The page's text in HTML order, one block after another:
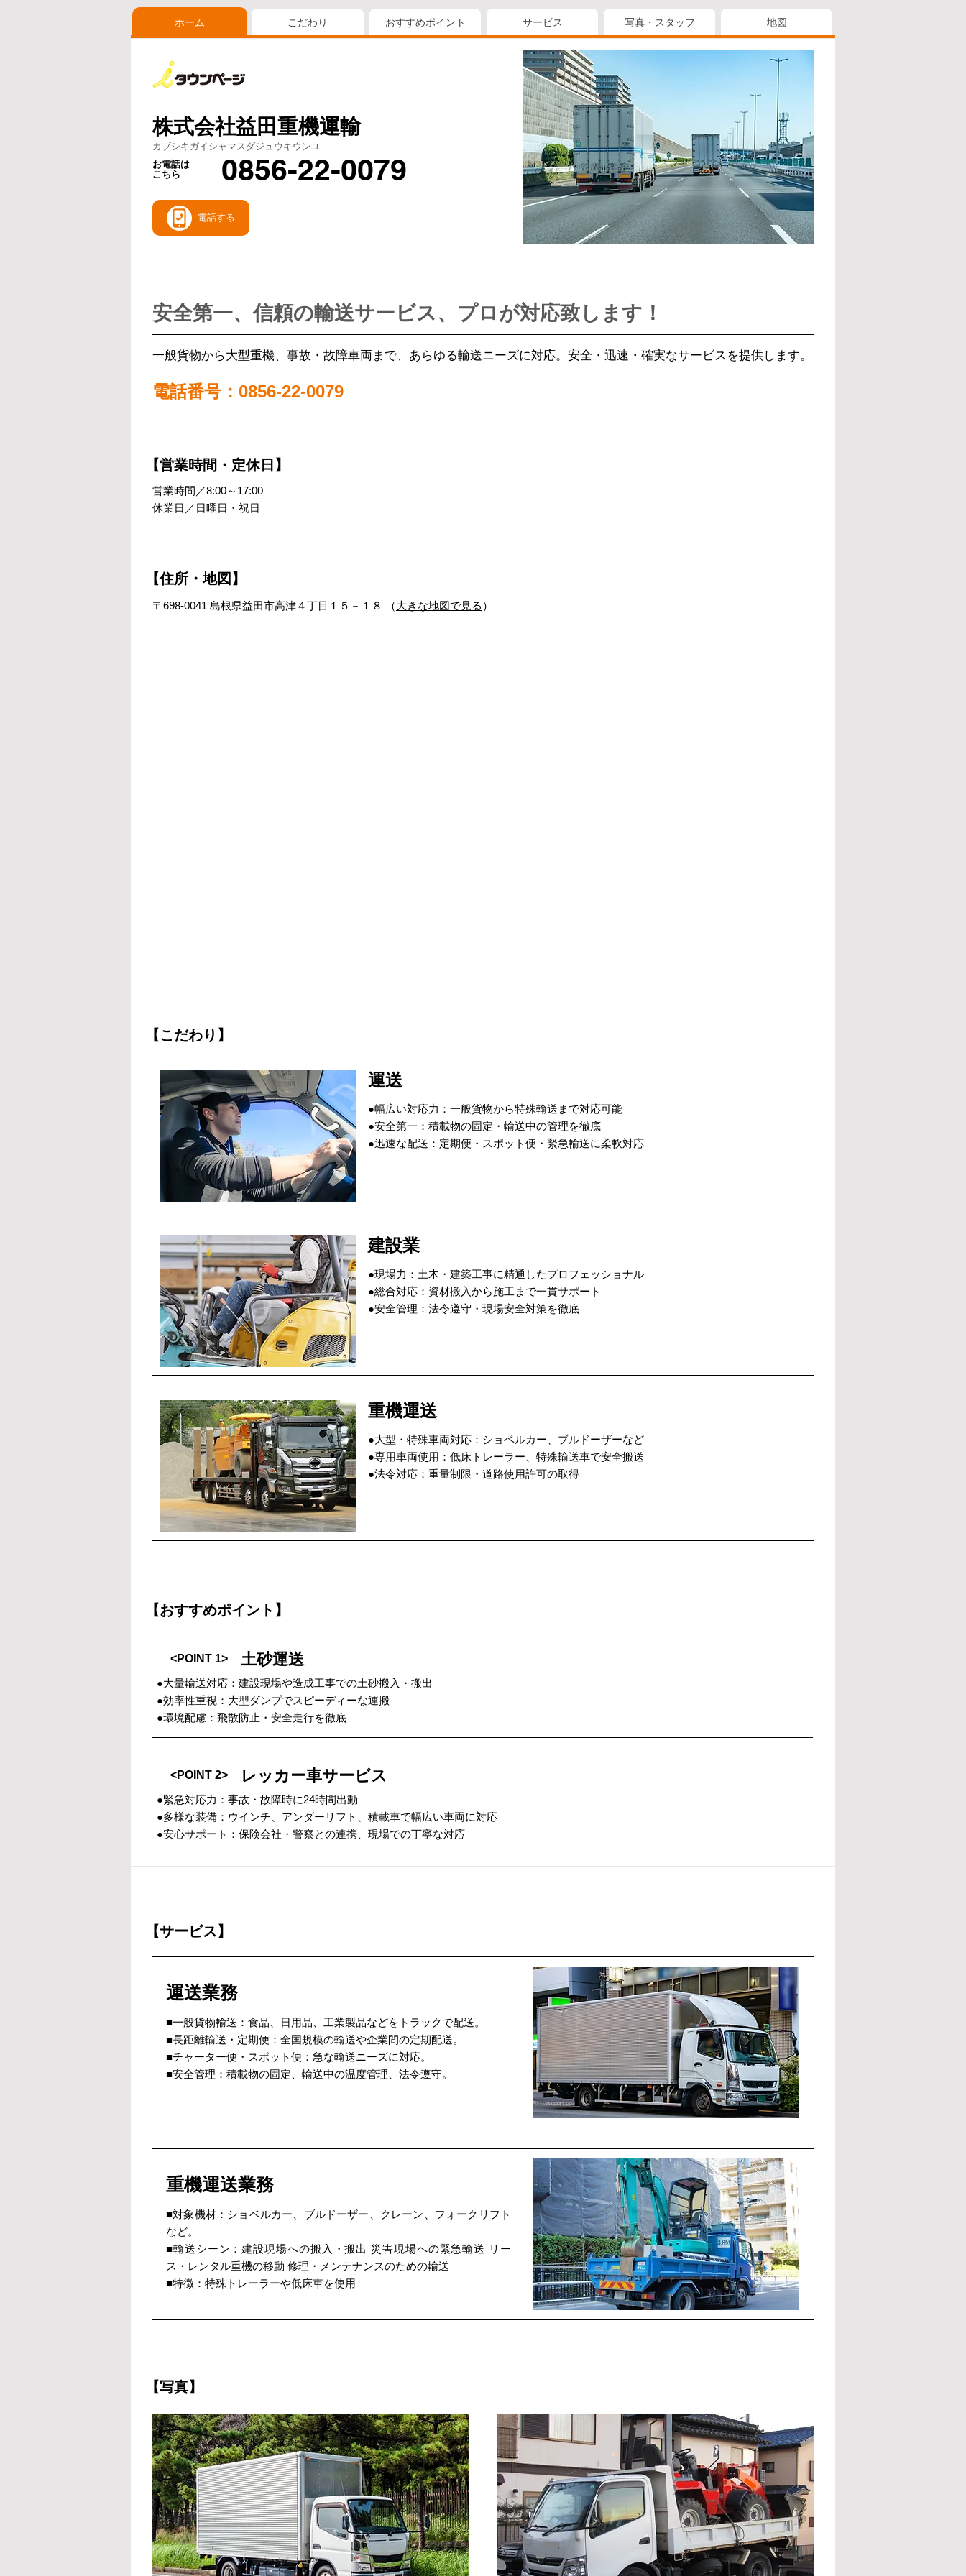
ホーム こだわり おすすめポイント サービス 写真・スタッフ 地図
株式会社益田重機運輸
カブシキガイシャマスダジュウキウンユ
お電話は
こちら
0856-22-0079
電話する
安全第一、信頼の輸送サービス、プロが対応致します！
一般貨物から大型重機、事故・故障車両まで、あらゆる輸送ニーズに対応。安全・迅速・確実なサービスを提供します。
電話番号：0856-22-0079
【営業時間・定休日】
営業時間／8:00～17:00
休業日／日曜日・祝日
【住所・地図】
〒698-0041 島根県益田市高津４丁目１５－１８ （大きな地図で見る ）
【こだわり】
運送
●幅広い対応力：一般貨物から特殊輸送まで対応可能
●安全第一：積載物の固定・輸送中の管理を徹底
●迅速な配送：定期便・スポット便・緊急輸送に柔軟対応
建設業
●現場力：土木・建築工事に精通したプロフェッショナル
●総合対応：資材搬入から施工まで一貫サポート
●安全管理：法令遵守・現場安全対策を徹底
重機運送
●大型・特殊車両対応：ショベルカー、ブルドーザーなど
●専用車両使用：低床トレーラー、特殊輸送車で安全搬送
●法令対応：重量制限・道路使用許可の取得
【おすすめポイント】
<POINT 1> 土砂運送
●大量輸送対応：建設現場や造成工事での土砂搬入・搬出
●効率性重視：大型ダンプでスピーディーな運搬
●環境配慮：飛散防止・安全走行を徹底
<POINT 2> レッカー車サービス
●緊急対応力：事故・故障時に24時間出動
●多様な装備：ウインチ、アンダーリフト、積載車で幅広い車両に対応
●安心サポート：保険会社・警察との連携、現場での丁寧な対応
【サービス】
運送業務
■一般貨物輸送：食品、日用品、工業製品などをトラックで配送。
■長距離輸送・定期便：全国規模の輸送や企業間の定期配送。
■チャーター便・スポット便：急な輸送ニーズに対応。
■安全管理：積載物の固定、輸送中の温度管理、法令遵守。
重機運送業務
■対象機材：ショベルカー、ブルドーザー、クレーン、フォークリフト
など。
■輸送シーン：建設現場への搬入・搬出 災害現場への緊急輸送 リー
ス・レンタル重機の移動 修理・メンテナンスのための輸送
■特徴：特殊トレーラーや低床車を使用
【写真】